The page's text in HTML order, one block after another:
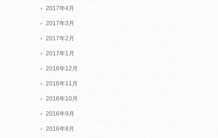
2017年4月
2017年3月
2017年2月
2017年1月
2016年12月
2016年11月
2016年10月
2016年9月
2016年8月